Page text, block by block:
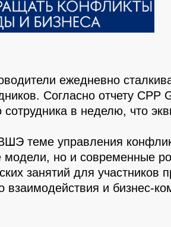
ежедневно
Согласно отчету
в неделю, что
теме управления
модели, но и современные
занятий для
взаимодействия и